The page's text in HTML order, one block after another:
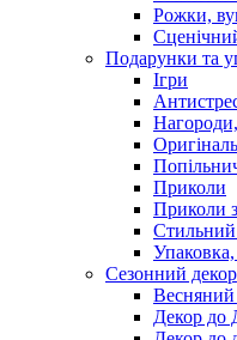
Рожки,
Подарунки та
Ігри
Приколи
Приколи
Упаковка,
Сезонний декор
Весняний
Декор до